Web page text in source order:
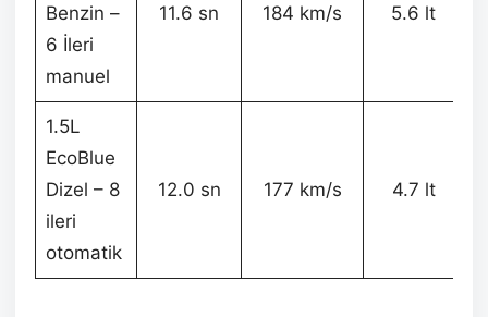
Benzin –
6 İleri
manuel
11.6 sn 184 km/s 5.6 lt
1.5L
EcoBlue
Dizel – 8
ileri
otomatik
12.0 sn 177 km/s 4.7 lt